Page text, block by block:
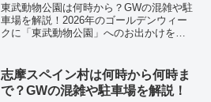
東武動物公園は何時から？GWの混雑や駐
車場を解説！2026年のゴールデンウィー
クに「東武動物公園」へのお出かけを計
ブリッド・レジャーランド」として知ら
れるこの施設は、連...
志摩スペイン村は何時から何時ま
で？GWの混雑や駐車場を解説！